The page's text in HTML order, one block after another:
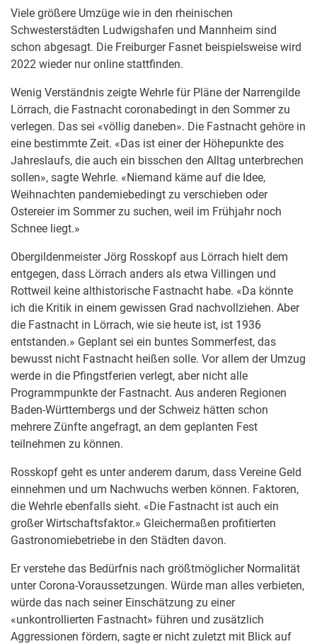
Viele größere Umzüge wie in den rheinischen
Schwesterstädten Ludwigshafen und Mannheim sind
schon abgesagt. Die Freiburger Fasnet beispielsweise wird
2022 wieder nur online stattfinden.
Wenig Verständnis zeigte Wehrle für Pläne der Narrengilde
Lörrach, die Fastnacht coronabedingt in den Sommer zu
verlegen. Das sei «völlig daneben». Die Fastnacht gehöre in
eine bestimmte Zeit. «Das ist einer der Höhepunkte des
Jahreslaufs, die auch ein bisschen den Alltag unterbrechen
sollen», sagte Wehrle. «Niemand käme auf die Idee,
Weihnachten pandemiebedingt zu verschieben oder
Ostereier im Sommer zu suchen, weil im Frühjahr noch
Schnee liegt.»
Obergildenmeister Jörg Rosskopf aus Lörrach hielt dem
entgegen, dass Lörrach anders als etwa Villingen und
Rottweil keine althistorische Fastnacht habe. «Da könnte
ich die Kritik in einem gewissen Grad nachvollziehen. Aber
die Fastnacht in Lörrach, wie sie heute ist, ist 1936
entstanden.» Geplant sei ein buntes Sommerfest, das
bewusst nicht Fastnacht heißen solle. Vor allem der Umzug
werde in die Pfingstferien verlegt, aber nicht alle
Programmpunkte der Fastnacht. Aus anderen Regionen
Baden-Württembergs und der Schweiz hätten schon
mehrere Zünfte angefragt, an dem geplanten Fest
teilnehmen zu können.
Rosskopf geht es unter anderem darum, dass Vereine Geld
einnehmen und um Nachwuchs werben können. Faktoren,
die Wehrle ebenfalls sieht. «Die Fastnacht ist auch ein
großer Wirtschaftsfaktor.» Gleichermaßen profitierten
Gastronomiebetriebe in den Städten davon.
Er verstehe das Bedürfnis nach größtmöglicher Normalität
unter Corona-Voraussetzungen. Würde man alles verbieten,
würde das nach seiner Einschätzung zu einer
«unkontrollierten Fastnacht» führen und zusätzlich
Aggressionen fördern, sagte er nicht zuletzt mit Blick auf